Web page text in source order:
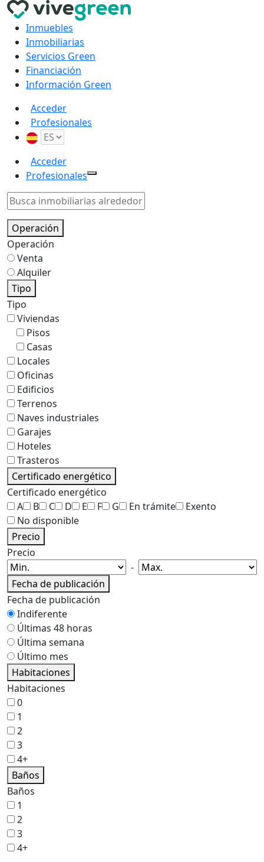
Inmuebles
Inmobiliarias
Servicios Green
Financiación
Información Green
Acceder
Profesionales
Acceder
Profesionales
Operación
Operación
Venta
Alquiler
Tipo
Tipo
Viviendas
Pisos
Casas
Locales
Oficinas
Edificios
Terrenos
Naves industriales
Garajes
Hoteles
Trasteros
Certificado energético
Certificado energético
A
B C D E F G En trámite
Exento
No disponible
Precio
Precio
-
Fecha de publicación
Fecha de publicación
Indiferente
Últimas 48 horas
Última semana
Último mes
Habitaciones
Habitaciones
0
1
2
3
4+
Baños
Baños
1
2
3
4+